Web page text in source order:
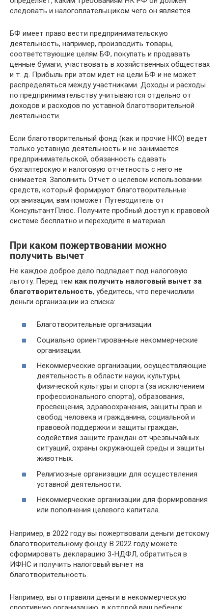
следовать и налогоплательщиком чего он является.
БФ имеет право вести предпринимательскую
деятельность, например, производить товары,
соответствующие целям БФ, покупать и продавать
ценные бумаги, участвовать в хозяйственных обществах
и т. д. Прибыль при этом идет на цели БФ и не может
распределяться между участниками. Доходы и расходы
по предпринимательству учитываются отдельно от
доходов и расходов по уставной благотворительной
деятельности.
Если благотворительный фонд (как и прочие НКО) ведет
только уставную деятельность и не занимается
предпринимательской, обязанность сдавать
бухгалтерскую и налоговую отчетность с него не
снимается. Заполнить Отчет о целевом использовании
средств, который формируют благотворительные
организации, вам поможет Путеводитель от
КонсультантПлюс. Получите пробный доступ к правовой
системе бесплатно и переходите в материал.
При каком пожертвовании можно
получить вычет
Не каждое доброе дело подпадает под налоговую
льготу. Перед тем как получить налоговый вычет за
благотворительность, убедитесь, что перечислили
деньги организации из списка:
Благотворительные организации.
Социально ориентированные некоммерческие
организации.
Некоммерческие организации, осуществляющие
деятельность в области науки, культуры,
физической культуры и спорта (за исключением
профессионального спорта), образования,
просвещения, здравоохранения, защиты прав и
свобод человека и гражданина, социальной и
правовой поддержки и защиты граждан,
содействия защите граждан от чрезвычайных
ситуаций, охраны окружающей среды и защиты
животных.
Религиозные организации для осуществления
уставной деятельности.
Некоммерческие организации для формирования
или пополнения целевого капитала.
Например, в 2022 году вы пожертвовали деньги детскому
благотворительному фонду. В 2022 году можете
сформировать декларацию 3-НДФЛ, обратиться в
ИФНС и получить налоговый вычет на
благотворительность.
Например, вы отправили деньги в некоммерческую